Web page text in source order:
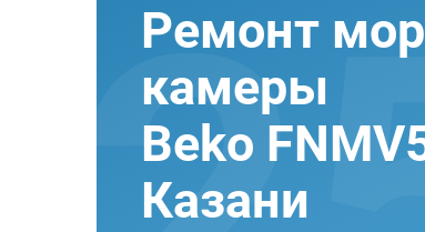
Ремонт
камеры
Beko
Казани